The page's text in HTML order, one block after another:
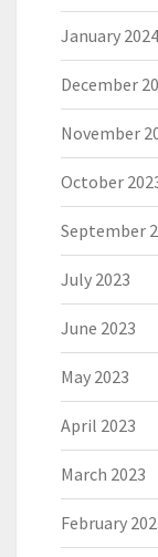
January 2024
December
November
October
September
July 2023
June 2023
May 2023
April 2023
March 2023
February